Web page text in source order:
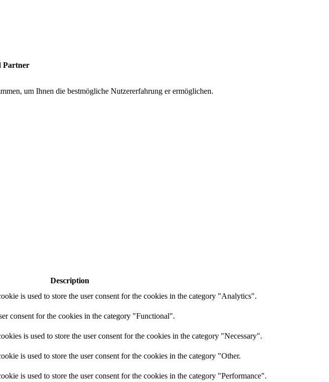
Partner
um Ihnen die bestmögliche Nutzererfahrung er ermöglichen.
Description
is used to store the user consent for the cookies in the category "Analytics".
consent for the cookies in the category "Functional".
is used to store the user consent for the cookies in the category "Necessary".
is used to store the user consent for the cookies in the category "Other.
is used to store the user consent for the cookies in the category "Performance".